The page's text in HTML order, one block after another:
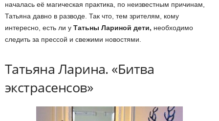
началась её магическая практика, по неизвестным причинам,
Татьяна давно в разводе. Так что, тем зрителям, кому
интересно, есть ли у Татьны Лариной дети, необходимо
следить за прессой и свежими новостями.
Татьяна Ларина. «Битва
экстрасенсов»